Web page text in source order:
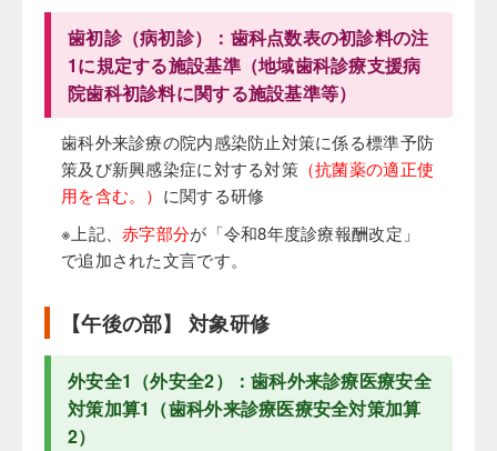
歯初診（病初診）：歯科点数表の初診料の注
1に規定する施設基準（地域歯科診療支援病
院歯科初診料に関する施設基準等）
歯科外来診療の院内感染防止対策に係る標準予防
策及び新興感染症に対する対策（抗菌薬の適正使
用を含む。） に関する研修
※上記、赤字部分が「令和8年度診療報酬改定」
で追加された文言です。
【午後の部】 対象研修
外安全1（外安全2）：歯科外来診療医療安全
対策加算1（歯科外来診療医療安全対策加算
2）